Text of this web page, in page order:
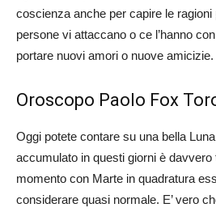
coscienza anche per capire le ragioni
persone vi attaccano o ce l’hanno
portare nuovi amori o nuove amicizie.
Oroscopo Paolo Fox
Oggi potete contare su una bella
accumulato in questi giorni è davvero
momento con Marte in quadratura
considerare quasi normale. E’ vero